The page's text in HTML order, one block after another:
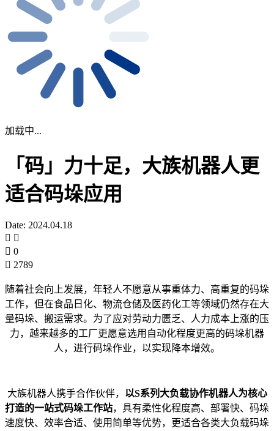
加载中...
「码」力十足，大族机器人更
适合码垛应用
Date: 2024.04.18
0
2789
随着社会向上发展，年轻人不愿意从事重体力、高重复的码垛
工作，但在食品日化、物流仓储及医药化工等领域仍然存在大
量码垛、搬运需求。为了应对劳动力匮乏、人力成本上涨的压
力，越来越多的工厂更愿意选用自动化程度更高的码垛机器
人，进行码垛作业，以实现降本增效。
大族机器人携手合作伙伴， 以S系列大负载协作机器人为核心
打造的一站式码垛工作站，具有柔性化程度高、部署快、码垛
速度快、效率合适、使用简单等优势，更适合各类大负载码垛